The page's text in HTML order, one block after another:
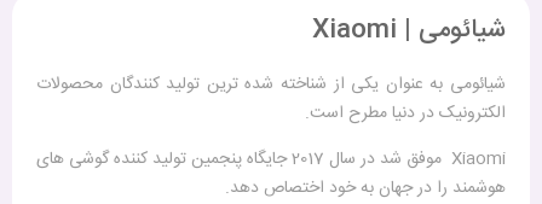
شیائومی | Xiaomi
شیائومی به عنوان یکی از شناخته شده ترین تولید کنندگان محصولات
الکترونیک در دنیا مطرح است.
Xiaomi موفق شد در سال 2017 جایگاه پنجمین تولید کننده گوشی های
هوشمند را در جهان به خود اختصاص دهد.